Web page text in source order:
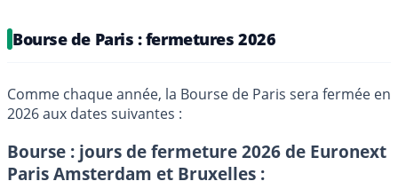
Bourse de Paris : fermetures 2026
Comme chaque année, la Bourse de Paris sera fermée en
2026 aux dates suivantes :
Bourse : jours de fermeture 2026 de Euronext
Paris Amsterdam et Bruxelles :